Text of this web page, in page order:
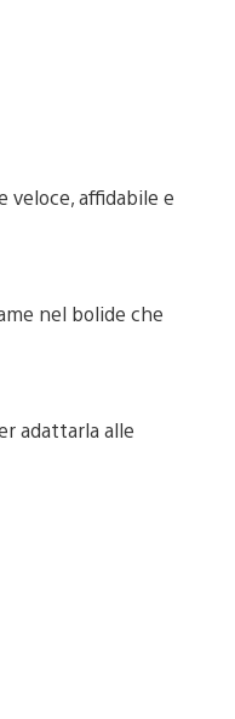
veloce, affidabile e
nel bolide che
adattarla alle